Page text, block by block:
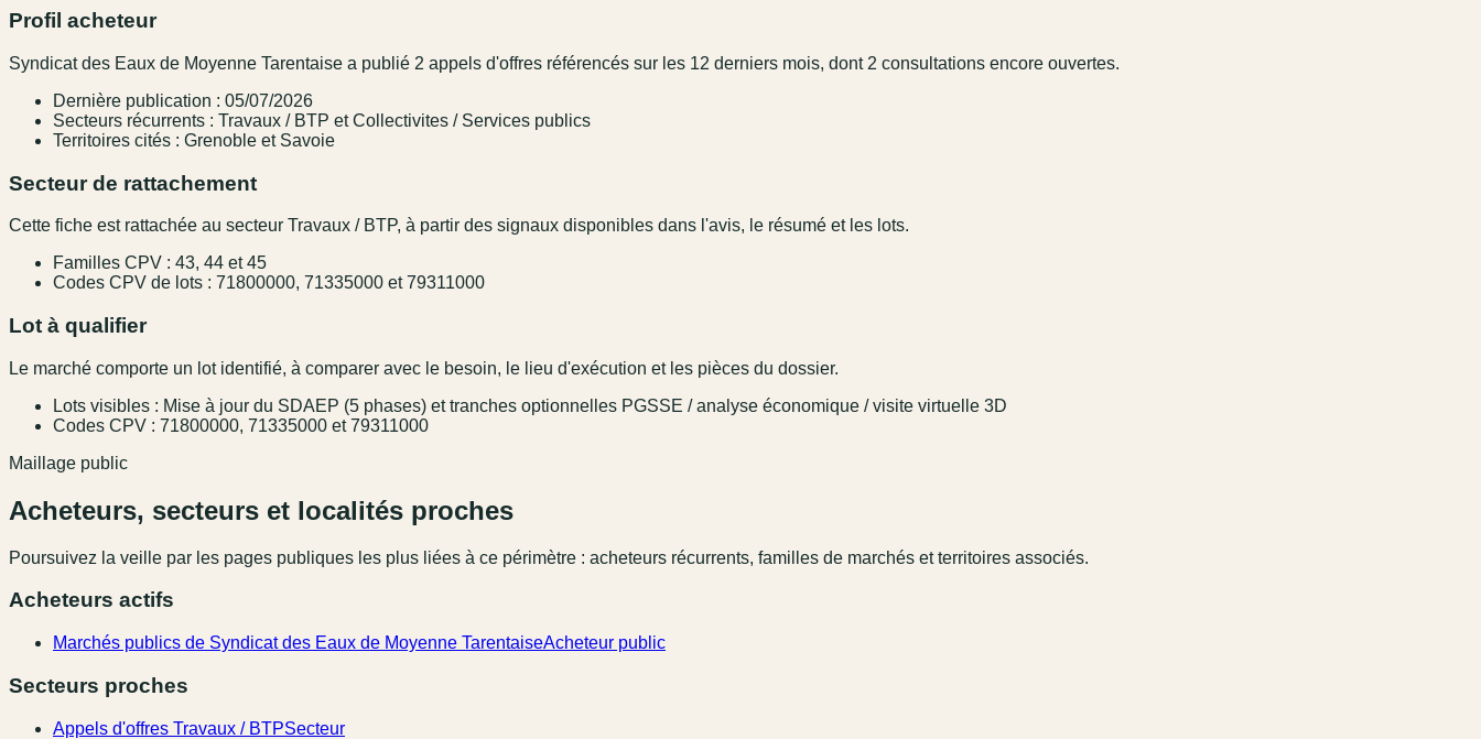
Profil acheteur
Syndicat des Eaux de Moyenne Tarentaise a publié 2 appels d'offres référencés sur les 12 derniers mois, dont 2 consultations encore ouvertes.
Dernière publication : 05/07/2026
Secteurs récurrents : Travaux / BTP et Collectivites / Services publics
Territoires cités : Grenoble et Savoie
Secteur de rattachement
Cette fiche est rattachée au secteur Travaux / BTP, à partir des signaux disponibles dans l'avis, le résumé et les lots.
Familles CPV : 43, 44 et 45
Codes CPV de lots : 71800000, 71335000 et 79311000
Lot à qualifier
Le marché comporte un lot identifié, à comparer avec le besoin, le lieu d'exécution et les pièces du dossier.
Lots visibles : Mise à jour du SDAEP (5 phases) et tranches optionnelles PGSSE / analyse économique / visite virtuelle 3D
Codes CPV : 71800000, 71335000 et 79311000
Maillage public
Acheteurs, secteurs et localités proches
Poursuivez la veille par les pages publiques les plus liées à ce périmètre : acheteurs récurrents, familles de marchés et territoires associés.
Acheteurs actifs
Marchés publics de Syndicat des Eaux de Moyenne TarentaiseAcheteur public
Secteurs proches
Appels d'offres Travaux / BTPSecteur